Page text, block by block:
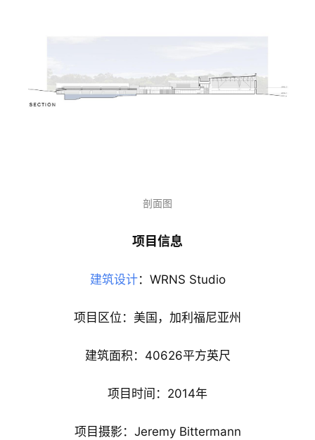
剖面图
项目信息
建筑设计：WRNS Studio
项目区位：美国，加利福尼亚州
建筑面积：40626平方英尺
项目时间：2014年
项目摄影：Jeremy Bittermann